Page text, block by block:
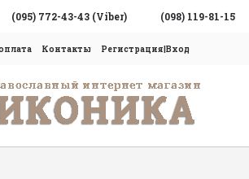
(095) 772-43-43 (Viber) (098) 119-81-15
Контакты Регистрация|Вход